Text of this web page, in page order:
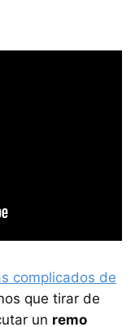
complicados de
que tirar de
un remo